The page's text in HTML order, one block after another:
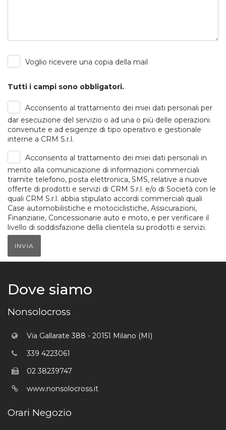
Voglio ricevere una copia della mail
Tutti i campi sono obbligatori.
Acconsento al trattamento dei miei dati personali per
dar esecuzione del servizio o ad una o più delle operazioni
convenute e ad esigenze di tipo operativo e gestionale
interne a CRM S.r.l.
Acconsento al trattamento dei miei dati personali in
merito alla comunicazione di informazioni commerciali
tramite telefono, posta elettronica, SMS, relative a nuove
offerte di prodotti e servizi di CRM S.r.l. e/o di Società con le
quali CRM S.r.l. abbia stipulato accordi commerciali quali
Case automobilistiche e motociclistiche, Assicurazioni,
Finanziarie, Concessionarie auto e moto, e per verificare il
livello di soddisfazione della clientela su prodotti e servizi.
INVIA
Dove siamo
Nonsolocross
Via Gallarate 388 - 20151 Milano (MI)
339 4223061
02 38239747
www.nonsolocross.it
Orari Negozio